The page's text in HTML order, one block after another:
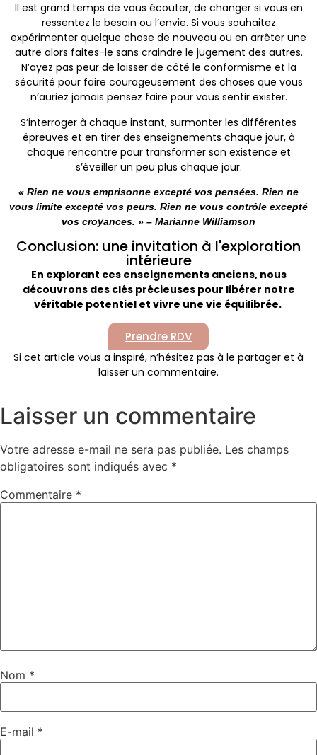
Il est grand temps de vous écouter, de changer si vous en
ressentez le besoin ou l’envie. Si vous souhaitez
expérimenter quelque chose de nouveau ou en arrêter une
autre alors faites-le sans craindre le jugement des autres.
N’ayez pas peur de laisser de côté le conformisme et la
sécurité pour faire courageusement des choses que vous
n’auriez jamais pensez faire pour vous sentir exister.
S’interroger à chaque instant, surmonter les différentes
épreuves et en tirer des enseignements chaque jour, à
chaque rencontre pour transformer son existence et
s’éveiller un peu plus chaque jour.
« Rien ne vous emprisonne excepté vos pensées. Rien ne
vous limite excepté vos peurs. Rien ne vous contrôle excepté
vos croyances. » – Marianne Williamson
Conclusion: une invitation à l'exploration
intérieure
En explorant ces enseignements anciens, nous
découvrons des clés précieuses pour libérer notre
véritable potentiel et vivre une vie équilibrée.
Prendre RDV
Si cet article vous a inspiré, n’hésitez pas à le partager et à
laisser un commentaire.
Laisser un commentaire
Votre adresse e-mail ne sera pas publiée. Les champs
obligatoires sont indiqués avec *
Commentaire *
Nom *
E-mail *